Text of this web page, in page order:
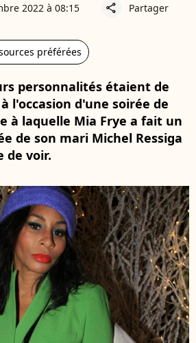
2022 à 08:15 share Partager
préférées
personnalités étaient de
l'occasion d'une soirée de
à laquelle Mia Frye a fait un
de son mari Michel Ressiga
de voir.